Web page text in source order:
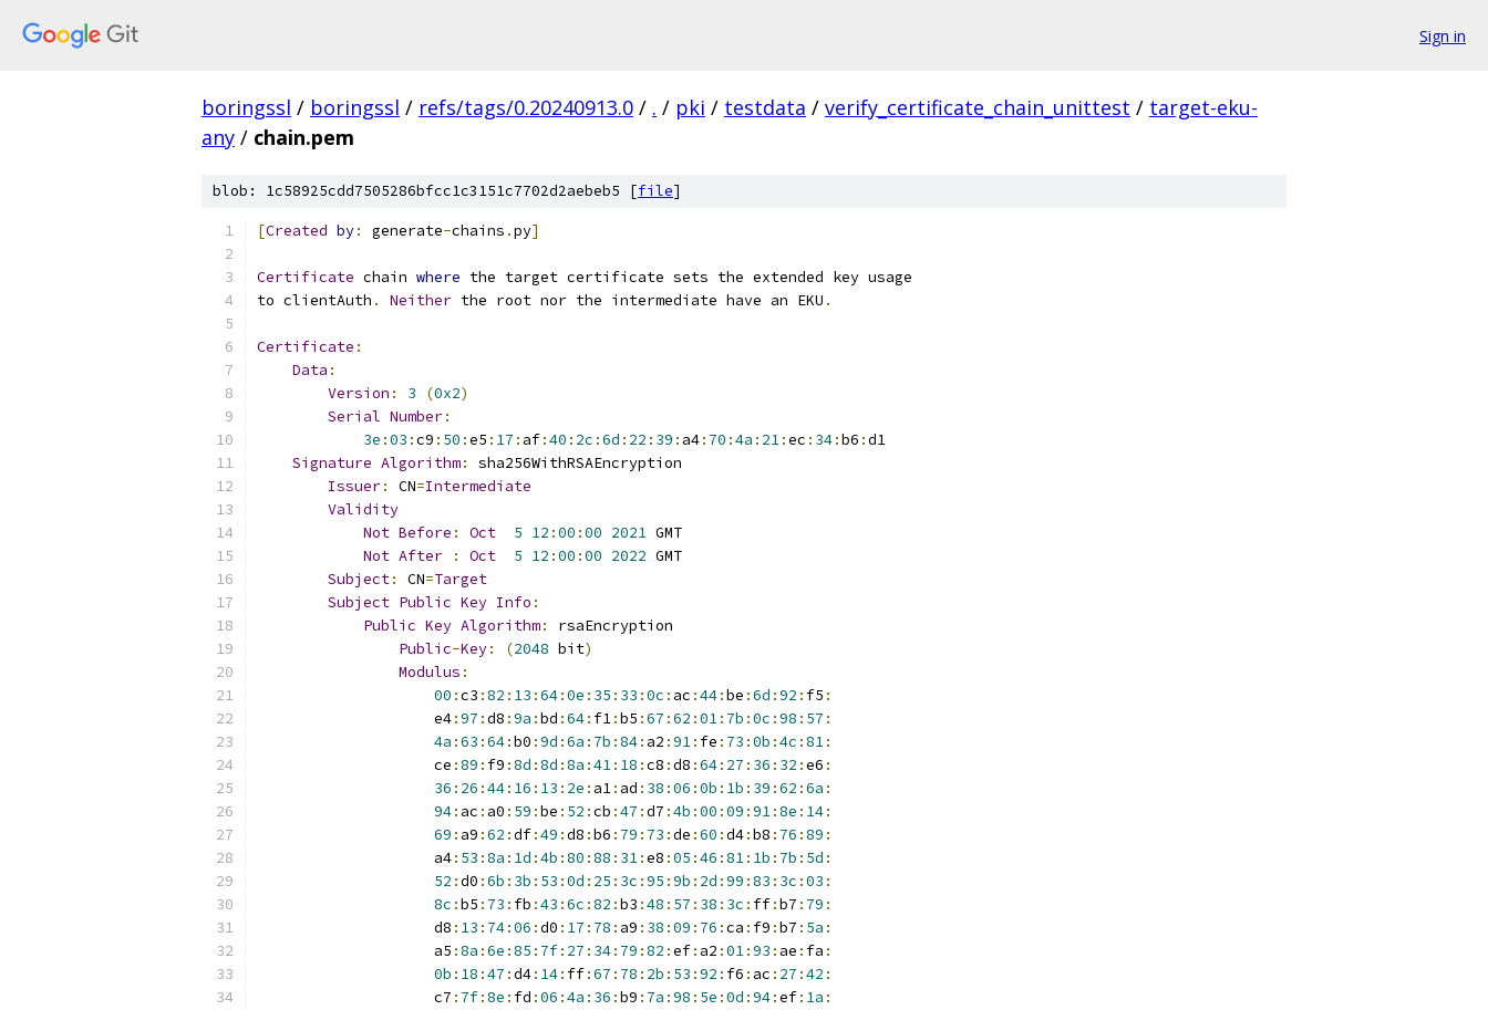
Sign in
boringssl / boringssl / refs/tags/0.20240913.0 / . / pki / testdata / verify_certificate_chain_unittest / target-eku-
any / chain.pem
blob: 1c58925cdd7505286bfcc1c3151c7702d2aebeb5 [file]
[Created by: generate-chains .py]
Certificate chain where the target certificate sets the extended key usage
to clientAuth . Neither the root nor the intermediate have an EKU .
Certificate :
Data :
Version : 3 (0x2)
Serial Number:
3e :03 :c9 : 50 :e5 : 17 : af:40 : 2c :6d : 22 : 39 : a4: 70 :4a : 21:ec : 34:b6 :d1
Signature Algorithm:
sha256WithRSAEncryption
Issuer: CN=Intermediate
Validity
Not Before : Oct 5 12 :00 :00 2021 GMT
Not After : Oct 5 12 :00 :00 2022 GMT
Subject: CN=Target
Subject Public Key Info :
Public Key Algorithm:
rsaEncryption
Public-Key: (2048 bit)
Modulus :
00 :c3 :82 : 13 :64:0e : 35 : 33 :0c : ac :44:be :6d :92 : f5 :
                    e4
:97 :d8 :9a :bd :64: f1:b5 :67 :62 :01: 7b :0c :98 : 57 :
4a :63 :64:b0 :9d :6a : 7b :84: a2 :91: fe : 73 :0b :4c :81:
                    ce
:89 : f9 :8d :8d :8a :41: 18 :c8 :d8 :64: 27 : 36 : 32 :e6 :
36 : 26 :44: 16 : 13 : 2e : a1: ad : 38 :06 :0b : 1b : 39 :62 :6a :
94: ac : a0 : 59 :be : 52 :cb :47 :d7 :4b :00 :09 :91:8e : 14:
69 : a9 :62 :df:49 :d8 :b6 : 79 : 73 :de :60 :d4:b8 : 76 :89 :
                    a4
: 53 :8a : 1d :4b :80 :88 : 31:e8 :05 :46 :81: 1b : 7b : 5d :
52 :d0 :6b : 3b : 53 :0d : 25 : 3c :95 :9b : 2d :99 :83 : 3c :03 :
8c :b5 : 73 : fb :43 :6c :82 :b3 :48 : 57 : 38 : 3c : ff:b7 : 79 :
                    d8
: 13 : 74:06 :d0 : 17 : 78 : a9 : 38 :09 : 76 :ca : f9 :b7 : 5a :
                    a5
:8a :6e :85 : 7f: 27 : 34: 79 :82 :ef: a2 :01:93 : ae : fa :
0b : 18 :47 :d4: 14: ff:67 : 78 : 2b : 53 :92 : f6 : ac : 27 :42 :
                    c7
: 7f:8e : fd :06 :4a : 36 :b9 : 7a :98 : 5e :0d :94:ef: 1a :